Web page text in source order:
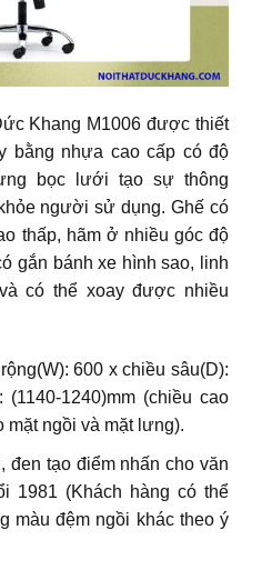
Khang M1006 được thiết
bằng nhựa cao cấp có độ
bọc lưới tạo sự thông
người sử dụng. Ghế có
thấp, hãm ở nhiều góc độ
gắn bánh xe hình sao, linh
có thể xoay được nhiều
600 x chiều sâu(D):
1240)mm (chiều cao
mặt ngồi và mặt lưng).
đen tạo điểm nhấn cho văn
1981 (Khách hàng có thể
màu đệm ngồi khác theo ý